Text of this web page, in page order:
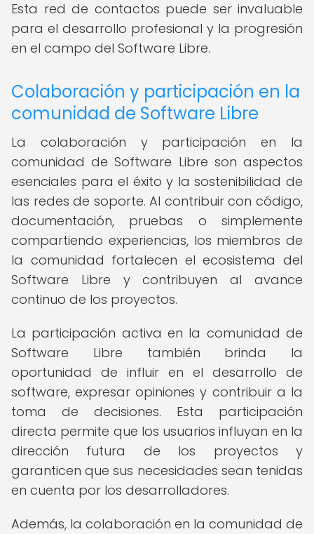
Esta red de contactos puede ser invaluable
para el desarrollo profesional y la progresión
en el campo del Software Libre.
Colaboración y participación en la
comunidad de Software Libre
La colaboración y participación en la
comunidad de Software Libre son aspectos
esenciales para el éxito y la sostenibilidad de
las redes de soporte. Al contribuir con código,
documentación, pruebas o simplemente
compartiendo experiencias, los miembros de
la comunidad fortalecen el ecosistema del
Software Libre y contribuyen al avance
continuo de los proyectos.
La participación activa en la comunidad de
Software Libre también brinda la
oportunidad de influir en el desarrollo de
software, expresar opiniones y contribuir a la
toma de decisiones. Esta participación
directa permite que los usuarios influyan en la
dirección futura de los proyectos y
garanticen que sus necesidades sean tenidas
en cuenta por los desarrolladores.
Además, la colaboración en la comunidad de